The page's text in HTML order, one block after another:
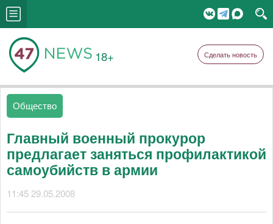
18+ Сделать новость
Общество
Главный военный прокурор
предлагает заняться профилактикой
самоубийств в армии
11:45 29.05.2008